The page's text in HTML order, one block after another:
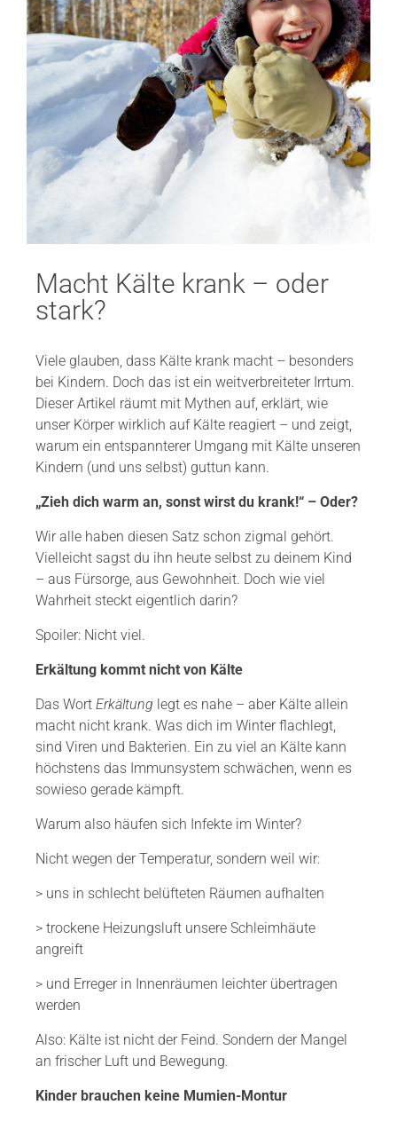
Macht Kälte krank – oder
stark?
Viele glauben, dass Kälte krank macht – besonders
bei Kindern. Doch das ist ein weitverbreiteter Irrtum.
Dieser Artikel räumt mit Mythen auf, erklärt, wie
unser Körper wirklich auf Kälte reagiert – und zeigt,
warum ein entspannterer Umgang mit Kälte unseren
Kindern (und uns selbst) guttun kann.
„Zieh dich warm an, sonst wirst du krank!“ – Oder?
Wir alle haben diesen Satz schon zigmal gehört.
Vielleicht sagst du ihn heute selbst zu deinem Kind
– aus Fürsorge, aus Gewohnheit. Doch wie viel
Wahrheit steckt eigentlich darin?
Spoiler: Nicht viel.
Erkältung kommt nicht von Kälte
Das Wort Erkältung legt es nahe – aber Kälte allein
macht nicht krank. Was dich im Winter flachlegt,
sind Viren und Bakterien. Ein zu viel an Kälte kann
höchstens das Immunsystem schwächen, wenn es
sowieso gerade kämpft.
Warum also häufen sich Infekte im Winter?
Nicht wegen der Temperatur, sondern weil wir:
> uns in schlecht belüfteten Räumen aufhalten
> trockene Heizungsluft unsere Schleimhäute
angreift
> und Erreger in Innenräumen leichter übertragen
werden
Also: Kälte ist nicht der Feind. Sondern der Mangel
an frischer Luft und Bewegung.
Kinder brauchen keine Mumien-Montur